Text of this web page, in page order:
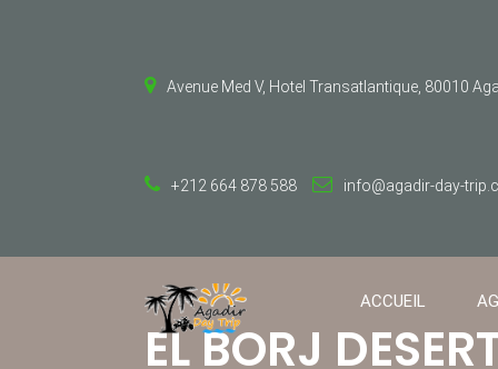
Avenue Med V, Hotel Transatlantique, 80010
+212 664 878 588 info@agadir-day-
ACCUEIL
EL BORJ